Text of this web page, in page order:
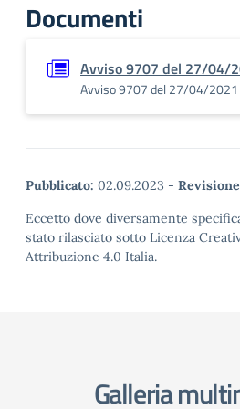
Documenti
Avviso 9707 del 27/04/
Avviso 9707 del 27/04/2021
Pubblicato: 02.09.2023 -
Eccetto dove diversamente
stato rilasciato sotto Licenza
Attribuzione 4.0 Italia.
Galleria